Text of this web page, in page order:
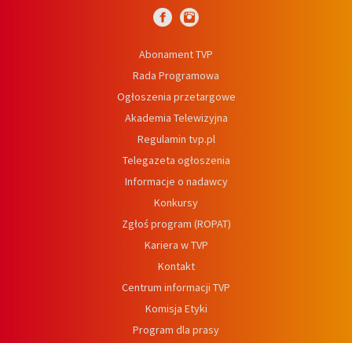
Abonament TVP
Rada Programowa
Ogłoszenia przetargowe
Akademia Telewizyjna
Regulamin tvp.pl
Telegazeta ogłoszenia
Informacje o nadawcy
Konkursy
Zgłoś program (ROPAT)
Kariera w TVP
Kontakt
Centrum informacji TVP
Komisja Etyki
Program dla prasy